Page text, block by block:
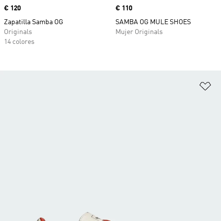
Precio
€ 120
Zapatilla Samba OG
Originals
14 colores
Precio
€ 110
SAMBA OG MULE SHOES
Mujer Originals